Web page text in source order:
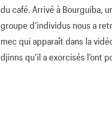
du café. Arrivé à Bourguiba,
groupe d’individus nous a
mec qui apparaît dans la
djinns qu’il a exorcisés l’ont